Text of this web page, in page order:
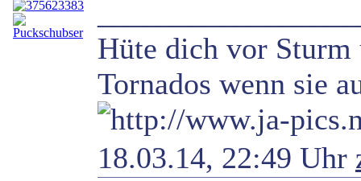
Hüte dich vor
Tornados wenn sie
18.03.14, 22:49 Uhr